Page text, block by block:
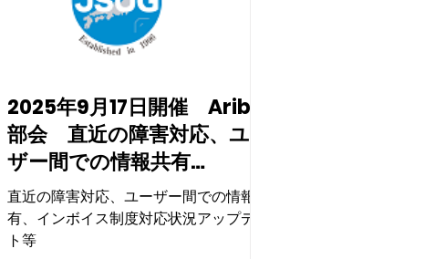
2025年9月17日開催 Ariba
部会 直近の障害対応、ユー
ザー間での情報共有
（SINGLEX活用事例、SAP
NOW オムロン社事例の詳
細）、インボイス制度対応
直近の障害対応、ユーザー間での情報共
有、インボイス制度対応状況アップデー
ト等